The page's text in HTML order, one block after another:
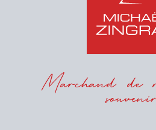
Marchand de